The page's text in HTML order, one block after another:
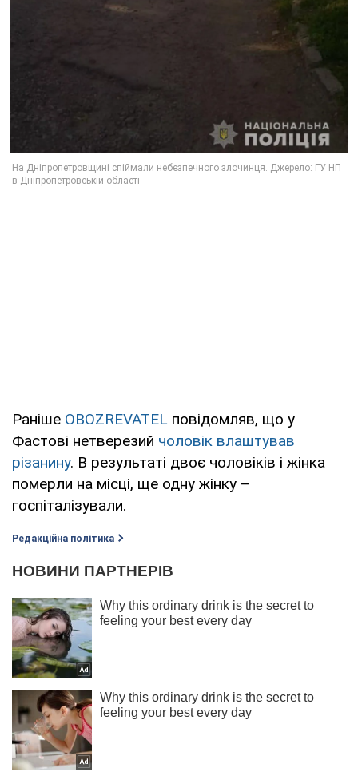
Раніше OBOZREVATEL повідомляв, що у
Фастові нетверезий чоловік влаштував
різанину. В результаті двоє чоловіків і жінка
померли на місці, ще одну жінку –
госпіталізували.
Редакційна політика